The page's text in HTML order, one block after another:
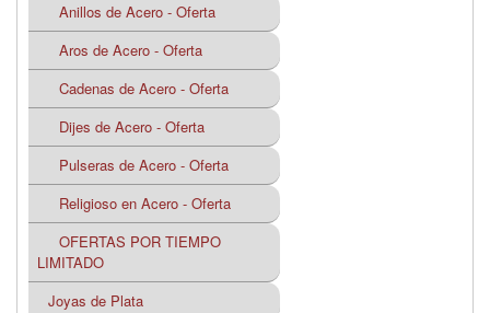
Anillos de Acero - Oferta
Aros de Acero - Oferta
Cadenas de Acero - Oferta
Dijes de Acero - Oferta
Pulseras de Acero - Oferta
Religioso en Acero - Oferta
OFERTAS POR TIEMPO
LIMITADO
Joyas de Plata